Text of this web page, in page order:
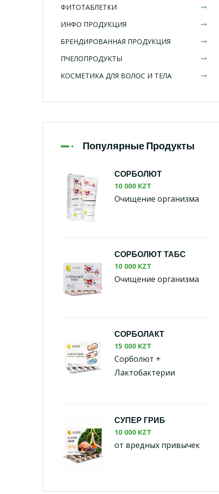
ФИТОТАБЛЕТКИ
ИНФО ПРОДУКЦИЯ
БРЕНДИРОВАННАЯ ПРОДУКЦИЯ
ПЧЕЛОПРОДУКТЫ
КОСМЕТИКА ДЛЯ ВОЛОС И ТЕЛА
Популярные Продукты
СОРБОЛЮТ
10 000 KZT
Очищение организма
СОРБОЛЮТ ТАБС
10 000 KZT
Очищение организма
СОРБОЛАКТ
15 000 KZT
Сорболют +
Лактобактерии
СУПЕР ГРИБ
10 000 KZT
от вредных привычек